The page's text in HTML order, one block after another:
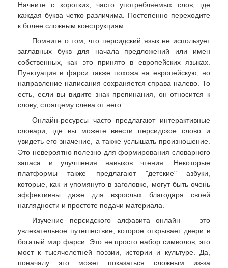
Начните с коротких, часто употребляемых слов, где
каждая буква четко различима. Постепенно переходите
к более сложным конструкциям.
Помните о том, что персидский язык не использует
заглавных букв для начала предложений или имен
собственных, как это принято в европейских языках.
Пунктуация в фарси также похожа на европейскую, но
направление написания сохраняется справа налево. То
есть, если вы видите знак препинания, он относится к
слову, стоящему слева от него.
Онлайн-ресурсы часто предлагают интерактивные
словари, где вы можете ввести персидское слово и
увидеть его значение, а также услышать произношение.
Это невероятно полезно для формирования словарного
запаса и улучшения навыков чтения. Некоторые
платформы также предлагают "детские" азбуки,
которые, как и упомянуто в заголовке, могут быть очень
эффективны даже для взрослых благодаря своей
наглядности и простоте подачи материала.
Изучение персидского алфавита онлайн — это
увлекательное путешествие, которое открывает двери в
богатый мир фарси. Это не просто набор символов, это
мост к тысячелетней поэзии, истории и культуре. Да,
поначалу это может показаться сложным из-за